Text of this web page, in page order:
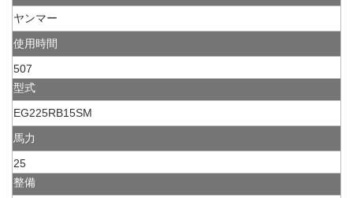
ヤンマー
使用時間
507
型式
EG225RB15SM
馬力
25
整備